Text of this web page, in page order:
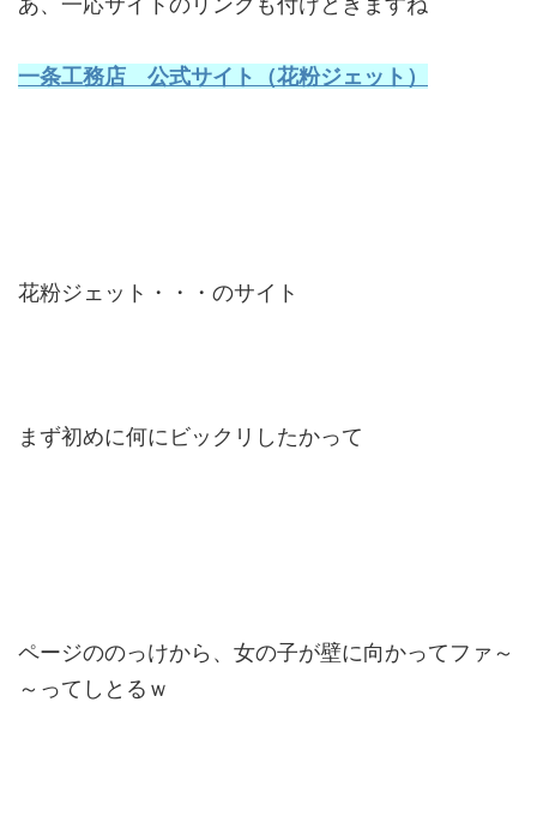
一条工務店 公式サイト（花粉ジェット）
花粉ジェット・・・のサイト
まず初めに何にビックリしたかって
ページののっけから、女の子が壁に向かってファ～
～ってしとるｗ